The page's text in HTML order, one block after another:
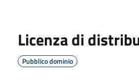
Licenza di
Pubblico dominio